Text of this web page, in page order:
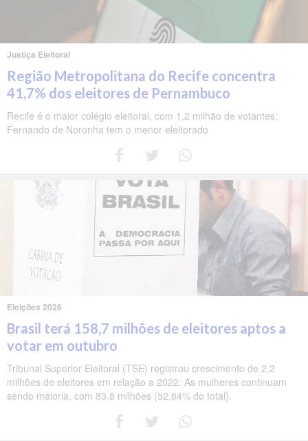
Justiça Eleitoral
Região Metropolitana do Recife concentra
41,7% dos eleitores de Pernambuco
Recife é o maior colégio eleitoral, com 1,2 milhão de votantes;
Fernando de Noronha tem o menor eleitorado
Eleições 2026
Brasil terá 158,7 milhões de eleitores aptos a
votar em outubro
Tribunal Superior Eleitoral (TSE) registrou crescimento de 2,2
milhões de eleitores em relação a 2022. As mulheres continuam
sendo maioria, com 83,8 milhões (52,84% do total).